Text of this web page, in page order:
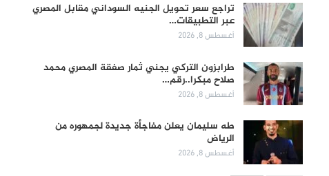
تراجع سعر تحويل الجنيه السوداني مقابل المصري
عبر التطبيقات…
أغسطس 8, 2026
طرابزون التركي يجني ثمار صفقة المصري محمد
صلاح مبكرا..رقم…
أغسطس 8, 2026
طه سليمان يعلن مفاجأة جديدة لجمهوره من
الرياض
أغسطس 8, 2026